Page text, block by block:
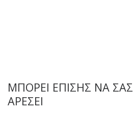
ΜΠΟΡΕΊ ΕΠΊΣΗΣ ΝΑ ΣΑΣ
ΑΡΈΣΕΙ